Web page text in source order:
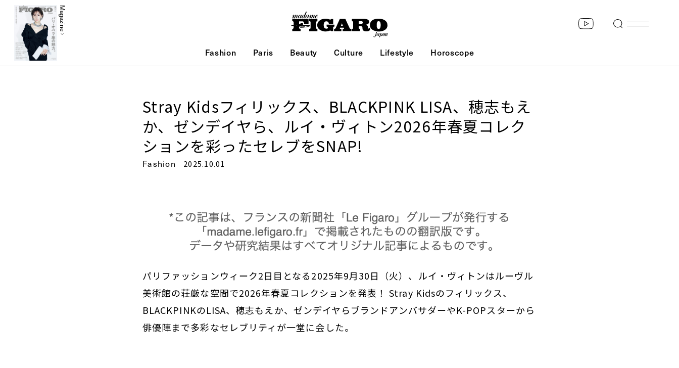
Magazine
Fashion Paris Beauty Culture Lifestyle Horoscope
Stray Kidsフィリックス、BLACKPINK LISA、穂志もえ
か、ゼンデイヤら、ルイ・ヴィトン2026年春夏コレク
ションを彩ったセレブをSNAP!
Fashion 2025.10.01
パリファッションウィーク2日目となる2025年9月30日（火）、ルイ・ヴィトンはルーヴル
美術館の荘厳な空間で2026年春夏コレクションを発表！ Stray Kidsのフィリックス、
BLACKPINKのLISA、穂志もえか、ゼンデイヤらブランドアンバサダーやK-POPスターから
俳優陣まで多彩なセレブリティが一堂に会した。